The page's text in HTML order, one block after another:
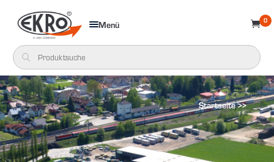
Menü  0
Startseite >>